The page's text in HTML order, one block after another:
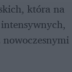
która na